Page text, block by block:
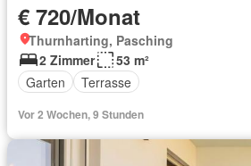
€ 720/Monat
Thurnharting, Pasching
2 Zimmer
53 m²
Garten
Terrasse
Vor 2 Wochen, 9 Stunden